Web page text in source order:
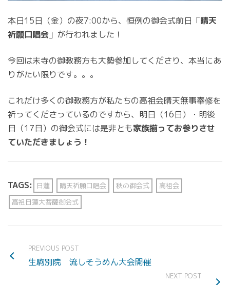
本日15日（金）の夜7:00から、恒例の御会式前日「晴天
祈願口唱会 」が行われました！
今回は末寺の御教務方も大勢参加してくださり、本当にあ
りがたい限りです。。。
これだけ多くの御教務方が私たちの高祖会晴天無事奉修を
祈ってくださっているのですから、明日（16日）・明後
日（17日）の御会式には是非とも家族揃ってお参りさせ
ていただきましょう！
TAGS: 日蓮 晴天祈願口唱会 秋の御会式
高祖会
高祖日蓮大菩薩御会式
PREVIOUS POST
生駒別院 流しそうめん大会開催
NEXT POST